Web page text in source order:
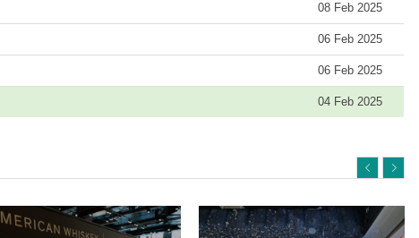
08 Feb 2025
06 Feb 2025
06 Feb 2025
04 Feb 2025